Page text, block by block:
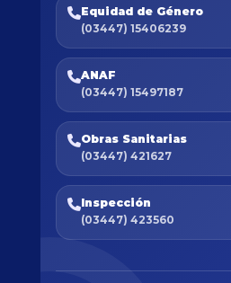
Equidad de Género
(03447) 15406239
ANAF
(03447) 15497187
Obras Sanitarias
(03447) 421627
Inspección
(03447) 423560